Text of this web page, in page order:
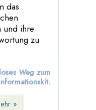
das
und ihre
zu
Weg zum
»